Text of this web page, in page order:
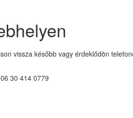
vissza később vagy érdeklődön
06 30 414 0779